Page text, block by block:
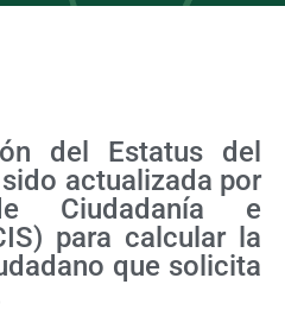
del Estatus del
actualizada por
Ciudadanía e
para calcular la
que solicita